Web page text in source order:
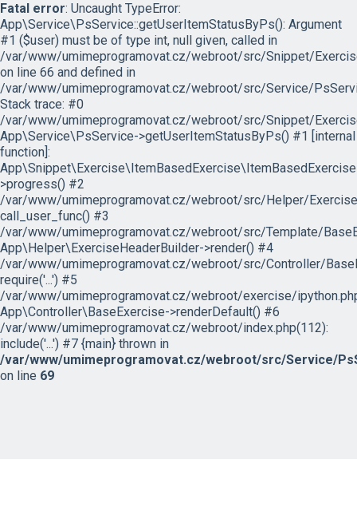
Fatal error: Uncaught TypeError:
App\Service\PsService::getUserItemStatusByPs(): Argument
#1 ($user) must be of type int, null given, called in
/var/www/umimeprogramovat.cz/webroot/src/Snippet/
on line 66 and defined in
/var/www/umimeprogramovat.cz/webroot/src/Service/
Stack trace: #0
/var/www/umimeprogramovat.cz/webroot/src/Snippet/
App\Service\PsService->getUserItemStatusByPs() #1 [internal
function]:
>progress() #2
/var/www/umimeprogramovat.cz/webroot/src/Helper/
call_user_func() #3
/var/www/umimeprogramovat.cz/webroot/src/Template/
App\Helper\ExerciseHeaderBuilder->render() #4
/var/www/umimeprogramovat.cz/webroot/src/Controller/
require('...') #5
/var/www/umimeprogramovat.cz/webroot/exercise/
App\Controller\BaseExercise->renderDefault() #6
/var/www/umimeprogramovat.cz/webroot/index.php(112):
include('...') #7 {main} thrown in
/var/www/umimeprogramovat.cz/webroot/src/Service/
on line 69